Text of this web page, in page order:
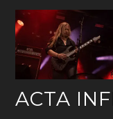
Skip
content
ACTA